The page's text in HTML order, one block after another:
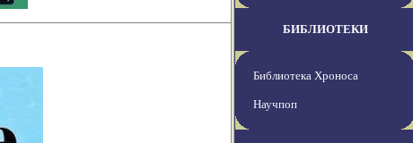
БИБЛИОТЕКИ
Библиотека Хроноса
Научпоп